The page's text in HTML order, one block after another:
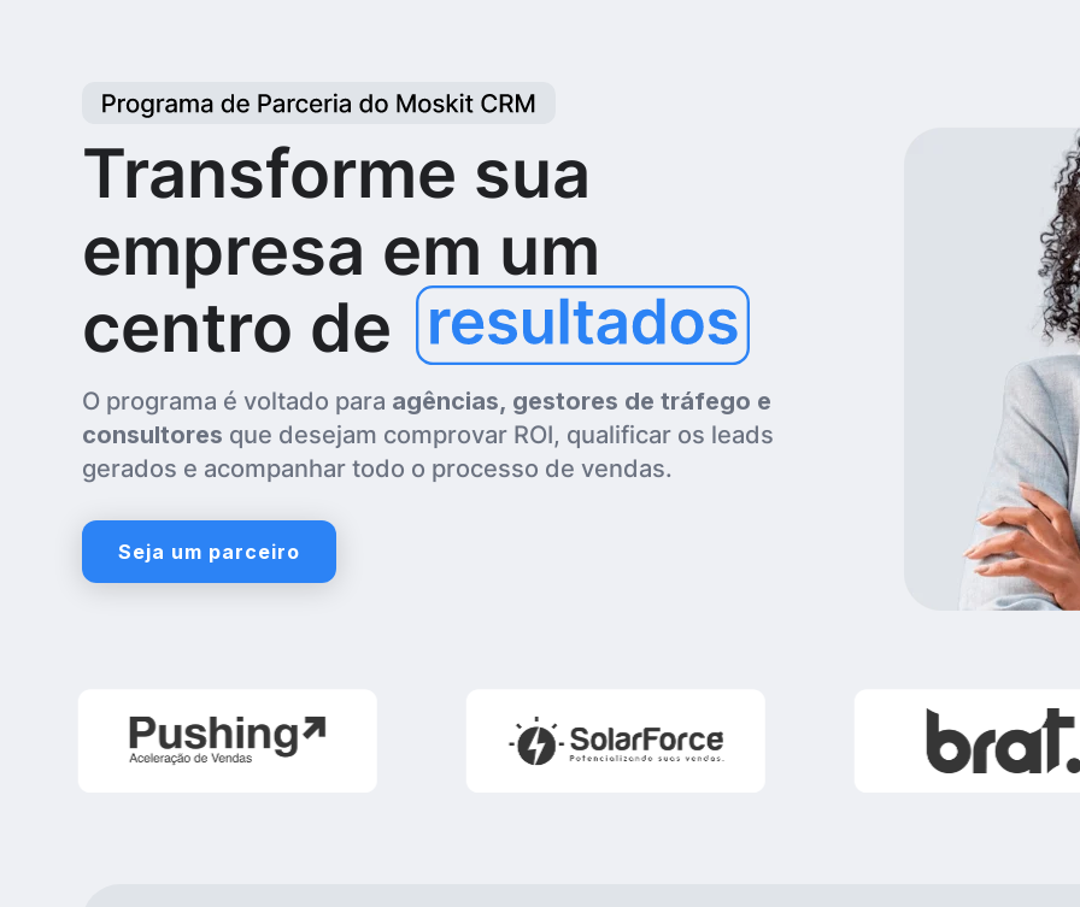
Transforme sua
empresa em um
centro de
O programa é voltado para agências, gestores de tráfego e
consultores que desejam comprovar ROI, qualificar os leads
gerados e acompanhar todo o processo de vendas.
Seja um parceiro